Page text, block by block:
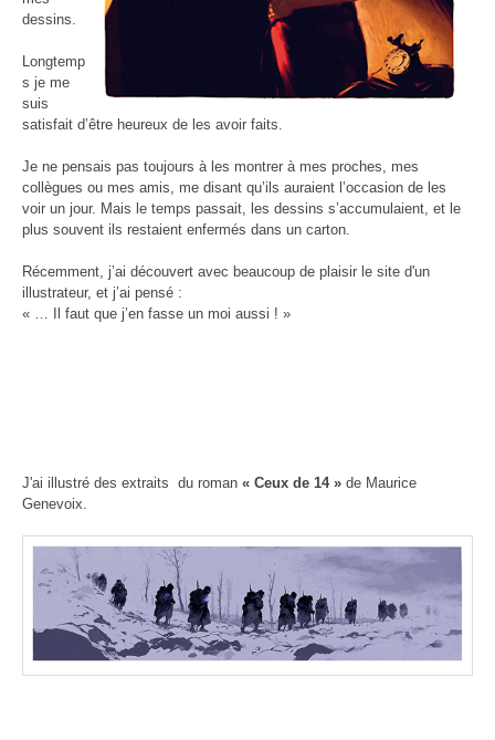
dessins.
Longtemp
s je me
suis
satisfait d’être heureux de les avoir faits.
Je ne pensais pas toujours à les montrer à mes proches, mes
collègues ou mes amis, me disant qu’ils auraient l’occasion de les
voir un jour. Mais le temps passait, les dessins s’accumulaient, et le
plus souvent ils restaient enfermés dans un carton.
Récemment, j’ai découvert avec beaucoup de plaisir le site d'un
illustrateur, et j’ai pensé :
« … Il faut que j’en fasse un moi aussi ! »
J'ai illustré des extraits du roman « Ceux de 14 » de Maurice
Genevoix.